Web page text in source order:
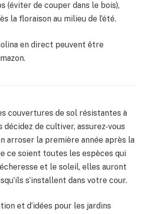
(éviter de couper dans le bois),
la floraison au milieu de l’été.
en direct peuvent être
couvertures de sol résistantes à
décidez de cultiver, assurez-vous
arroser la première année après la
ce soient toutes les espèces qui
et le soleil, elles auront
s’installent dans votre cour.
et d’idées pour les jardins